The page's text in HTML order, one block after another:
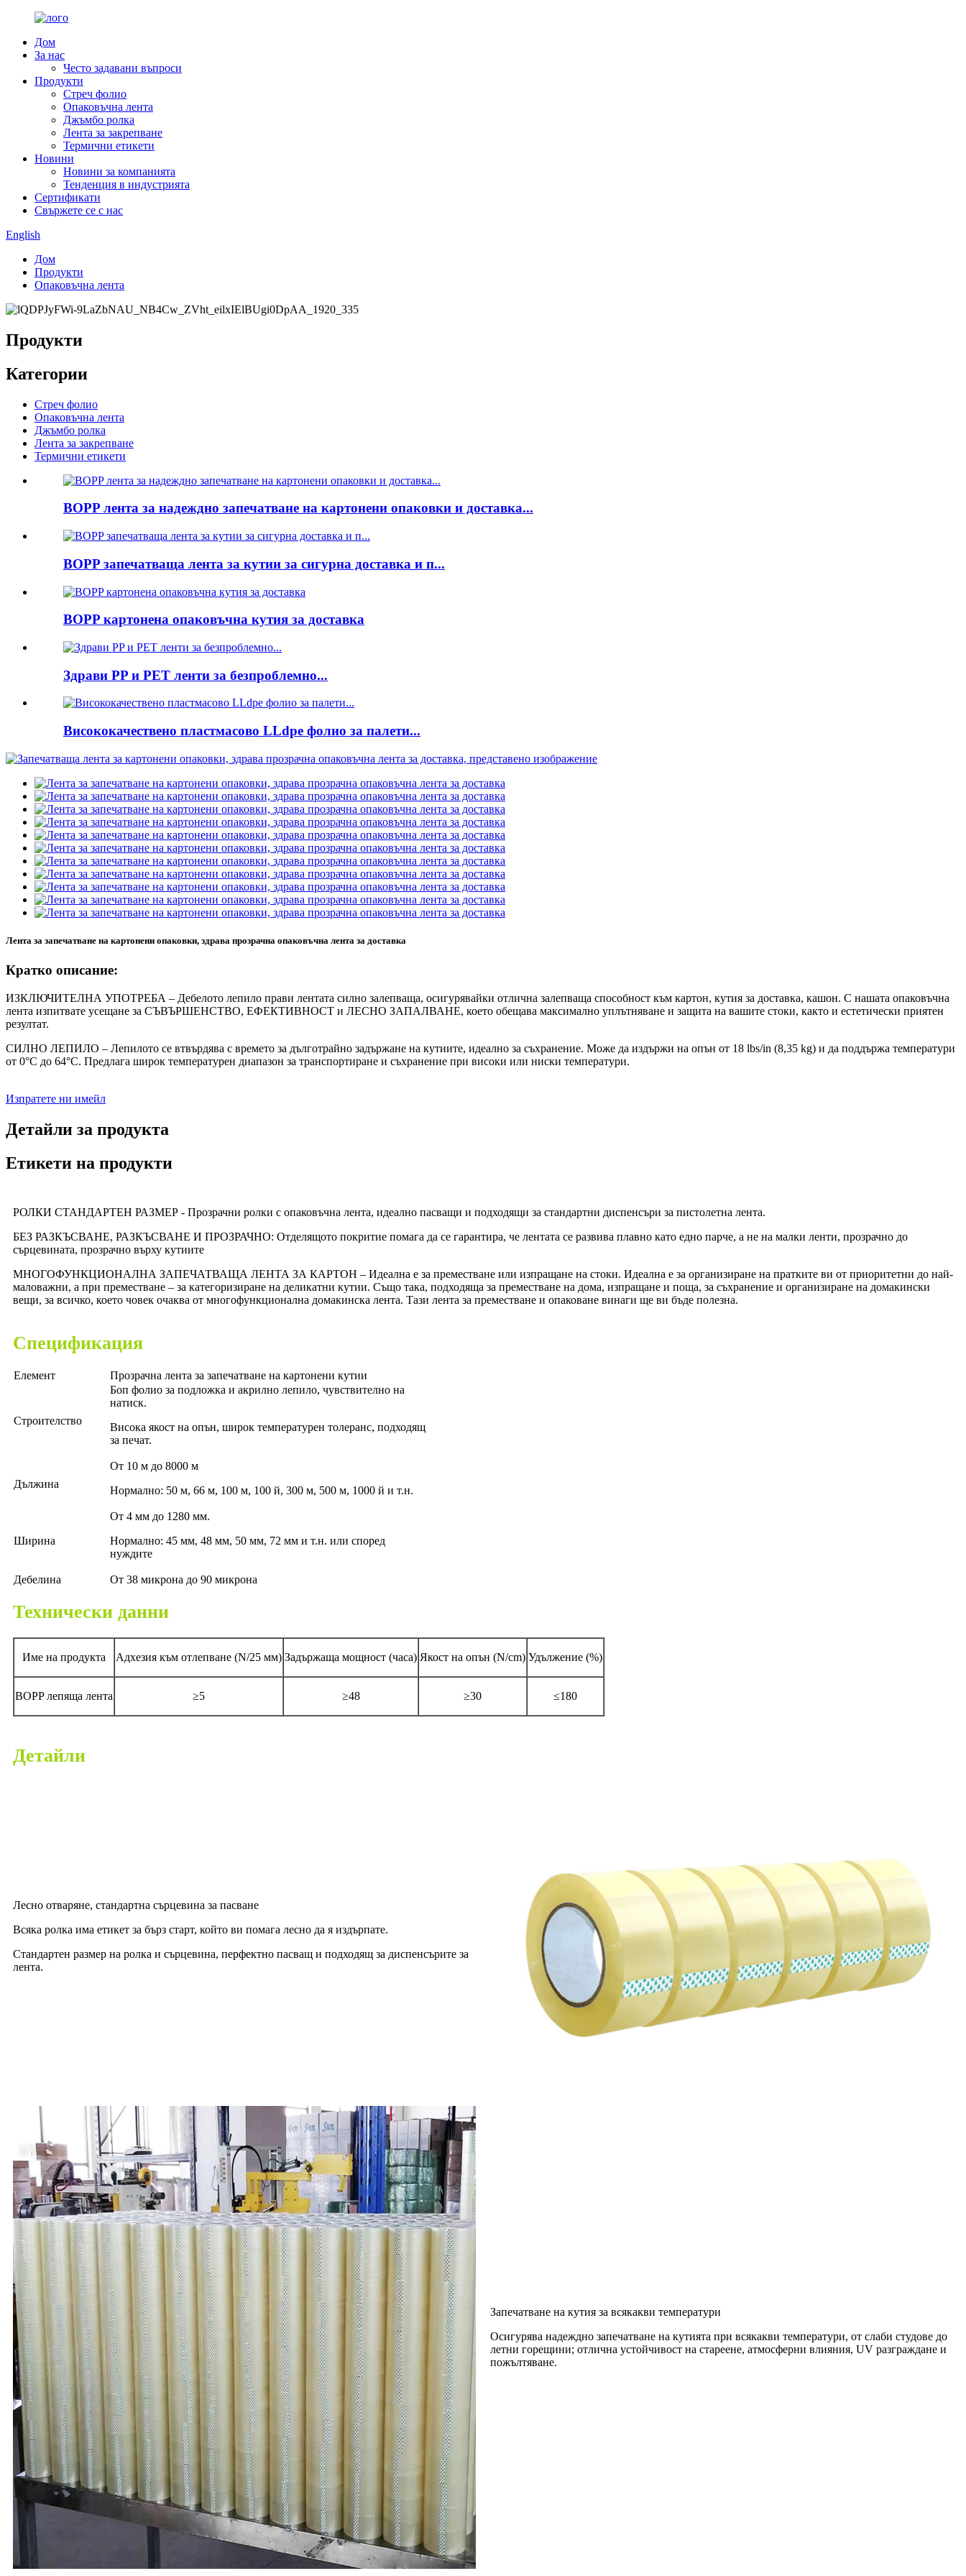
Дом
За нас
Често задавани въпроси
Продукти
Стреч фолио
Опаковъчна лента
Джъмбо ролка
Лента за закрепване
Термични етикети
Новини
Новини за компанията
Тенденция в индустрията
Сертификати
Свържете се с нас
English
Дом
Продукти
Опаковъчна лента
Продукти
Категории
Стреч фолио
Опаковъчна лента
Джъмбо ролка
Лента за закрепване
Термични етикети
BOPP лента за надеждно запечатване на картонени опаковки и доставка...
BOPP запечатваща лента за кутии за сигурна доставка и п...
BOPP картонена опаковъчна кутия за доставка
Здрави PP и PET ленти за безпроблемно...
Висококачествено пластмасово LLdpe фолио за палети...
Лента за запечатване на картонени опаковки, здрава прозрачна опаковъчна лента за доставка
Кратко описание:
ИЗКЛЮЧИТЕЛНА УПОТРЕБА – Дебелото лепило прави лентата силно залепваща, осигурявайки отлична залепваща способност към картон, кутия за доставка, кашон. С нашата опаковъчна
лента изпитвате усещане за СЪВЪРШЕНСТВО, ЕФЕКТИВНОСТ и ЛЕСНО ЗАПАЛВАНЕ, което обещава максимално уплътняване и защита на вашите стоки, както и естетически приятен
резултат.
СИЛНО ЛЕПИЛО – Лепилото се втвърдява с времето за дълготрайно задържане на кутиите, идеално за съхранение. Може да издържи на опън от 18 lbs/in (8,35 kg) и да поддържа температури
от 0°C до 64°C. Предлага широк температурен диапазон за транспортиране и съхранение при високи или ниски температури.
Изпратете ни имейл
Детайли за продукта
Етикети на продукти
РОЛКИ СТАНДАРТЕН РАЗМЕР - Прозрачни ролки с опаковъчна лента, идеално пасващи и подходящи за стандартни диспенсъри за пистолетна лента.
БЕЗ РАЗКЪСВАНЕ, РАЗКЪСВАНЕ И ПРОЗРАЧНО: Отделящото покритие помага да се гарантира, че лентата се развива плавно като едно парче, а не на малки ленти, прозрачно до
сърцевината, прозрачно върху кутиите
МНОГОФУНКЦИОНАЛНА ЗАПЕЧАТВАЩА ЛЕНТА ЗА КАРТОН – Идеална е за преместване или изпращане на стоки. Идеална е за организиране на пратките ви от приоритетни до най-
маловажни, а при преместване – за категоризиране на деликатни кутии. Също така, подходяща за преместване на дома, изпращане и поща, за съхранение и организиране на домакински
вещи, за всичко, което човек очаква от многофункционална домакинска лента. Тази лента за преместване и опаковане винаги ще ви бъде полезна.
Спецификация
Елемент Прозрачна лента за запечатване на картонени кутии
Строителство
Боп фолио за подложка и акрилно лепило, чувствително на
натиск.
Висока якост на опън, широк температурен толеранс, подходящ
за печат.
Дължина
От 10 м до 8000 м
Нормално: 50 м, 66 м, 100 м, 100 й, 300 м, 500 м, 1000 й и т.н.
Ширина
От 4 мм до 1280 мм.
Нормално: 45 мм, 48 мм, 50 мм, 72 мм и т.н. или според
нуждите
Дебелина От 38 микрона до 90 микрона
Технически данни
Име на продукта Адхезия към отлепване (N/25 мм) Задържаща мощност (часа) Якост на опън (N/cm) Удължение (%)
BOPP лепяща лента ≥5 ≥48 ≥30 ≤180
Детайли
Лесно отваряне, стандартна сърцевина за пасване
Всяка ролка има етикет за бърз старт, който ви помага лесно да я издърпате.
Стандартен размер на ролка и сърцевина, перфектно пасващ и подходящ за диспенсърите за
лента.
Запечатване на кутия за всякакви температури
Осигурява надеждно запечатване на кутията при всякакви температури, от слаби студове до
летни горещини; отлична устойчивост на стареене, атмосферни влияния, UV разграждане и
пожълтяване.